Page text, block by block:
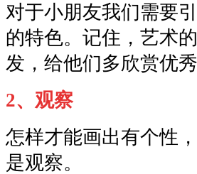
对于小朋友我们需要
的特色。记住，艺术
发，给他们多欣赏优
2、观察
怎样才能画出有个性
是观察。